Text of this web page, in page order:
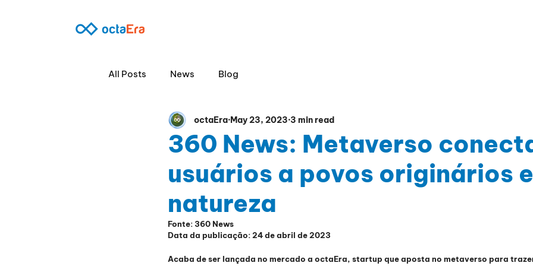
All Posts News Blog
360 News: Metaverso
usuários a povos originários
natureza
octaEra May 23, 2023 3 min read
Fonte: 360 News
Data da publicação: 24 de abril de 2023
Acaba de ser lançada no mercado a octaEra, startup que aposta no metaverso para